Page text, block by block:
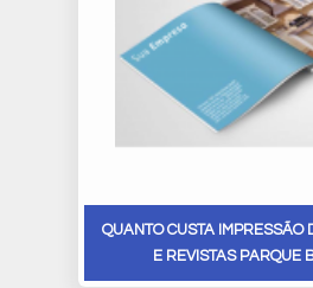
QUANTO CUSTA IMPRESSÃO
E REVISTAS PARQUE